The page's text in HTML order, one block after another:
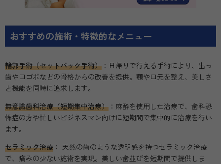
おすすめの施術・特徴的なメニュー
輪郭手術（セットバック手術） ：日帰りで行える手術により、出っ
歯や口ゴボなどの骨格からの改善を提供。顎や口元を整え、美しさ
と機能を同時に追求します。
無意識歯科治療（短期集中治療） ：麻酔を使用した治療で、歯科恐
怖症の方や忙しいビジネスマン向けに短期間で集中的に治療を行い
ます。
セラミック治療 ： 天然の歯のような透明感を持つセラミック治療
で、痛みの少ない施術を実現。美しい歯並びを短期間で提供しま